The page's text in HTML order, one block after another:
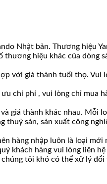
Nhật bản. Thương hiệu
thương hiệu khác của dòng
với giá thành tuổi thọ. Vui
chi phí , vui lòng chỉ mua
giá thành khác nhau. Mỗi
thuỷ sản, sản xuất công
hàng nhập luôn là loại mới
khách hàng vui lòng liên hệ
tôi khó có thể xử lý